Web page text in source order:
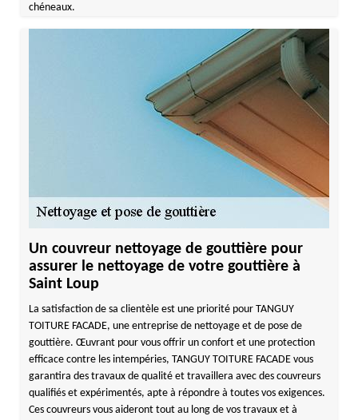
chéneaux.
Un couvreur nettoyage de gouttière pour
assurer le nettoyage de votre gouttière à
Saint Loup
La satisfaction de sa clientèle est une priorité pour TANGUY
TOITURE FACADE, une entreprise de nettoyage et de pose de
gouttière. Œuvrant pour vous offrir un confort et une protection
efficace contre les intempéries, TANGUY TOITURE FACADE vous
garantira des travaux de qualité et travaillera avec des couvreurs
qualifiés et expérimentés, apte à répondre à toutes vos exigences.
Ces couvreurs vous aideront tout au long de vos travaux et à